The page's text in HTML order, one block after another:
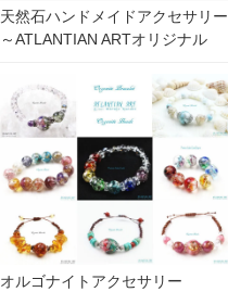
天然石ハンドメイドアクセサリー
～ATLANTIAN ARTオリジナル
オルゴナイトアクセサリー